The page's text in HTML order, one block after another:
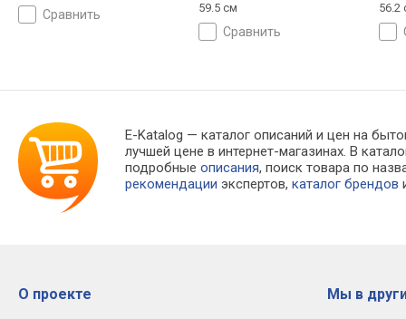
сравнить
59.5 см
сравнить
56.2
E-Katalog — каталог описаний и цен на
лучшей цене в интернет-магазинах. В
подробныеописания, поиск товара по
рекомендации экспертов,каталог брендов
О проекте Мы в